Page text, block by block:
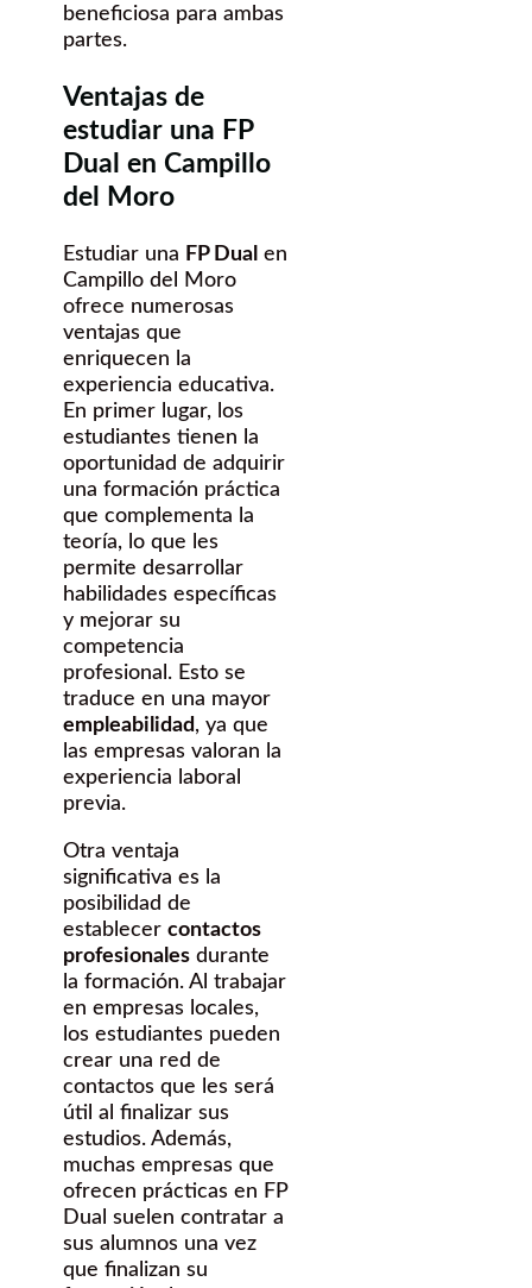
beneficiosa para ambas
partes.
Ventajas de
estudiar una FP
Dual en Campillo
del Moro
Estudiar una FP Dual en
Campillo del Moro
ofrece numerosas
ventajas que
enriquecen la
experiencia educativa.
En primer lugar, los
estudiantes tienen la
oportunidad de adquirir
una formación práctica
que complementa la
teoría, lo que les
permite desarrollar
habilidades específicas
y mejorar su
competencia
profesional. Esto se
traduce en una mayor
empleabilidad, ya que
las empresas valoran la
experiencia laboral
previa.
Otra ventaja
significativa es la
posibilidad de
establecer contactos
profesionales durante
la formación. Al trabajar
en empresas locales,
los estudiantes pueden
crear una red de
contactos que les será
útil al finalizar sus
estudios. Además,
muchas empresas que
ofrecen prácticas en FP
Dual suelen contratar a
sus alumnos una vez
que finalizan su